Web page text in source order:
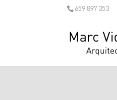
659 897 353